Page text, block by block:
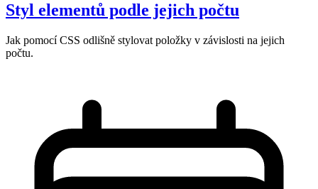
Styl elementů podle jejich počtu
Jak pomocí CSS odlišně stylovat položky v závislosti na jejich
počtu.